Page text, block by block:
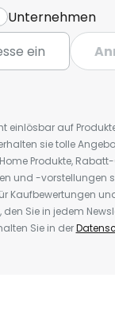
Unternehmen
einlösbar auf
sie tolle
Produkte,
und -vorstellungen
Kaufbewertungen
Sie in jedem
Sie in der